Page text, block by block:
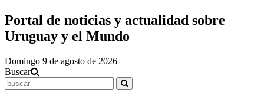
Portal de noticias y actualidad sobre
Uruguay y el Mundo
Domingo 9 de agosto de 2026
Buscar